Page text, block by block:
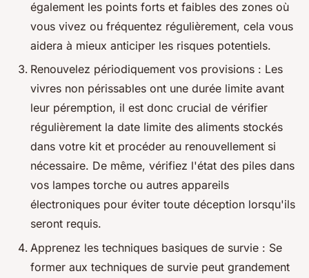
également les points forts et faibles des zones où
vous vivez ou fréquentez régulièrement, cela vous
aidera à mieux anticiper les risques potentiels.
Renouvelez périodiquement vos provisions : Les
vivres non périssables ont une durée limite avant
leur péremption, il est donc crucial de vérifier
régulièrement la date limite des aliments stockés
dans votre kit et procéder au renouvellement si
nécessaire. De même, vérifiez l'état des piles dans
vos lampes torche ou autres appareils
électroniques pour éviter toute déception lorsqu'ils
seront requis.
Apprenez les techniques basiques de survie : Se
former aux techniques de survie peut grandement